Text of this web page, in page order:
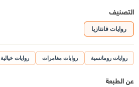
التصنيف
روايات فانتازيا
روايات رومانسية روايات مغامرات روايات خيالية
عن الطبعة